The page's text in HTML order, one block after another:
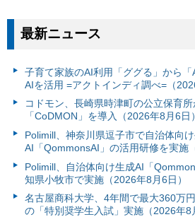
最新ニュース
子育て家族のAI利用「ググる」から
AIを活用 =アクトインディ調べ=（
コドモン、長崎県時津町の公立保育
「CoDMON」を導入（2026年8月6日）
Polimill、神奈川県逗子市で自治体向
AI「QommonsAI」の活用研修を実施
Polimill、自治体向け生成AI「
知県小牧市で実施（2026年8月6日）
名古屋商科大学、4年間で最大360万
の「特別奨学生入試」実施（2026年8